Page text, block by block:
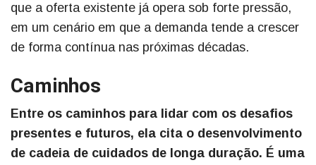
que a oferta existente já opera sob forte pressão,
em um cenário em que a demanda tende a crescer
de forma contínua nas próximas décadas.
Caminhos
Entre os caminhos para lidar com os desafios
presentes e futuros, ela cita o desenvolvimento
de cadeia de cuidados de longa duração. É uma